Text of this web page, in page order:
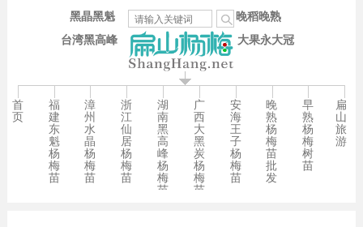
台湾黑高峰
晚稻晚熟
大果永大冠
黑晶黑魁
首
页
福
建
东
魁
杨
梅
苗
漳
州
水
晶
杨
梅
苗
浙
江
仙
居
杨
梅
苗
湖
南
黑
高
峰
杨
梅
苗
广
西
大
黑
炭
杨
梅
苗
安
海
王
子
杨
梅
苗
晚
熟
杨
梅
苗
批
发
早
熟
杨
梅
树
苗
扁
山
旅
游